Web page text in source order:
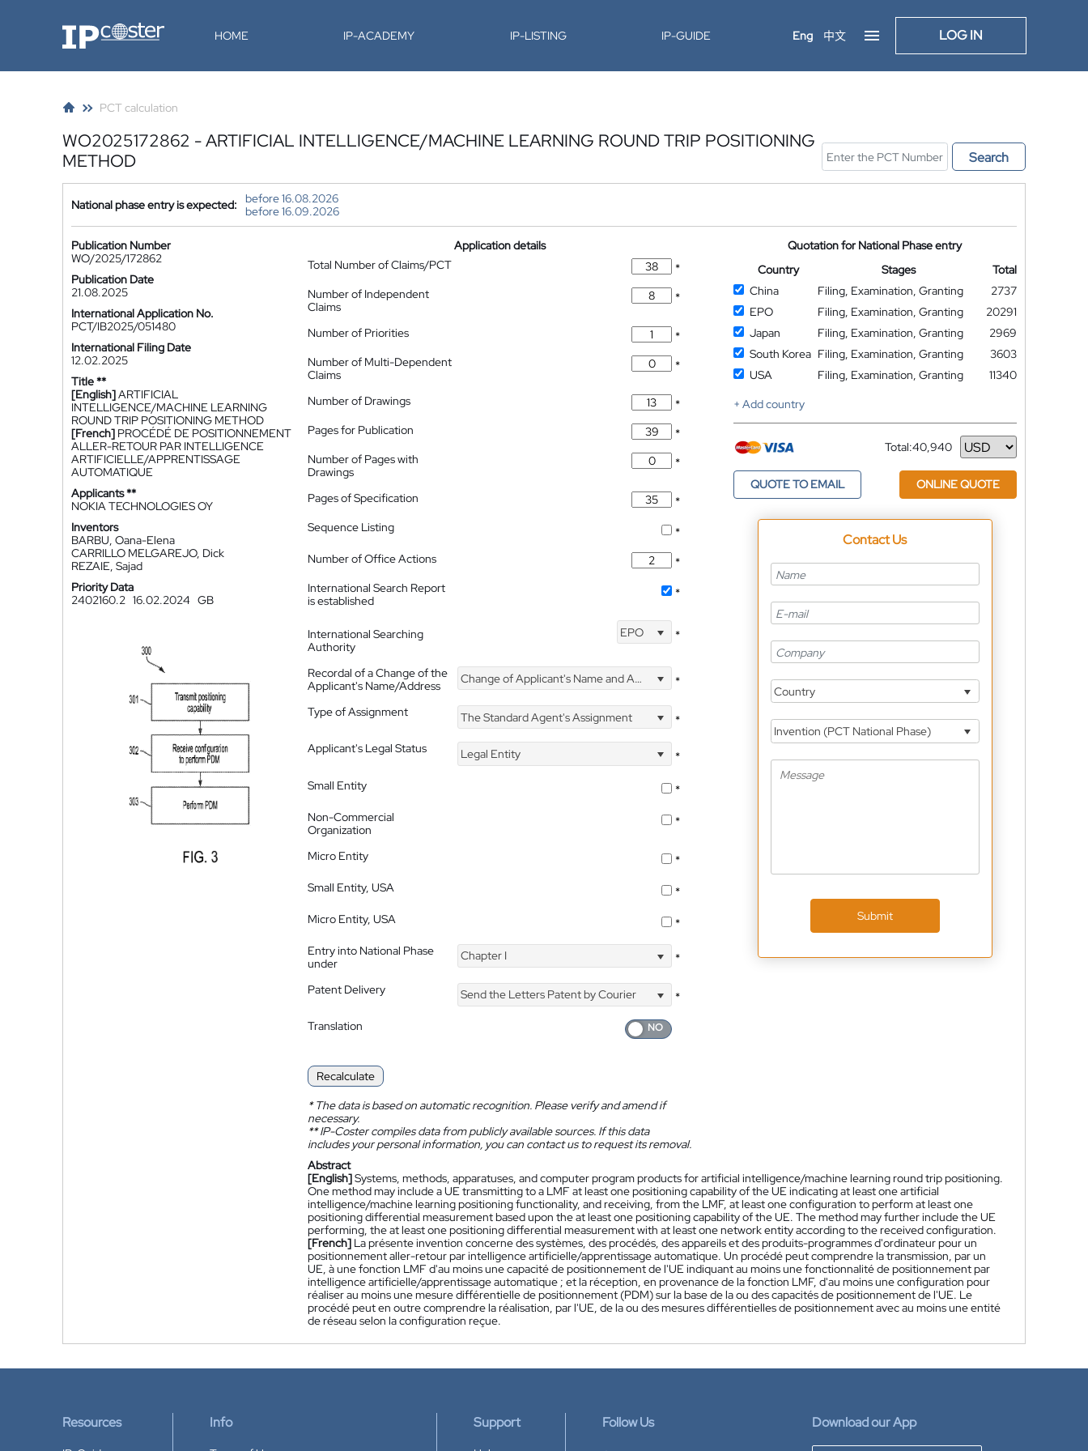
IP-Coster HOME IP-ACADEMY IP-LISTING IP-GUIDE Eng 中文 LOG IN
PCT calculation
WO2025172862 - ARTIFICIAL INTELLIGENCE/MACHINE LEARNING ROUND TRIP POSITIONING
METHOD
Search
National phase entry is expected:
before 16.08.2026
before 16.09.2026
Publication Number
WO/2025/172862
Publication Date
21.08.2025
International Application No.
PCT/IB2025/051480
International Filing Date
12.02.2025
Title **
[English]ARTIFICIAL
INTELLIGENCE/MACHINE LEARNING
ROUND TRIP POSITIONING METHOD
[French] PROCÉDÉ DE POSITIONNEMENT
ALLER-RETOUR PAR INTELLIGENCE
ARTIFICIELLE/APPRENTISSAGE
AUTOMATIQUE
Applicants **
NOKIA TECHNOLOGIES OY
Inventors
BARBU, Oana-Elena
CARRILLO MELGAREJO, Dick
REZAIE, Sajad
Priority Data
2402160.2 16.02.2024 GB
Application details
Total Number of Claims/PCT
*
Number of Independent
Claims
*
Number of Priorities
*
Number of Multi-Dependent
Claims
*
Number of Drawings
*
Pages for Publication
*
Number of Pages with
Drawings
*
Pages of Specification
*
Sequence Listing
*
Number of Office Actions
*
International Search Report
is established
*
International Searching
Authority
EPO *
Recordal of a Change of the
Applicant's Name/Address
Change of Applicant's Name and Address *
Type of Assignment The Standard Agent's Assignment
*
Applicant's Legal Status
Legal Entity
*
Small Entity
*
Non-Commercial
Organization
*
Micro Entity
*
Small Entity, USA
*
Micro Entity, USA
*
Entry into National Phase
under
Chapter I *
Patent Delivery Send the Letters Patent by Courier
*
Translation
Recalculate
*The data is based on automatic recognition. Please verify and amend if
necessary.
**IP-Coster compiles data from publicly available sources. If this data
includes your personal information, you can contact us to request its removal.
Quotation for National Phase entry
Country
Stages
Total
China
Filing, Examination, Granting
2737
EPO
Filing, Examination, Granting
20291
Japan
Filing, Examination, Granting
2969
South Korea Filing, Examination, Granting
3603
USA
Filing, Examination, Granting
11340
+ Add country
Total:40,940
Currency
QUOTE TO EMAIL ONLINE QUOTE
Contact Us
Country
Invention (PCT National Phase)
Submit
Abstract
[English]Systems, methods, apparatuses, and computer program products for artificial intelligence/machine learning round trip positioning.
One method may include a UE transmitting to a LMF at least one positioning capability of the UE indicating at least one artificial
intelligence/machine learning positioning functionality, and receiving, from the LMF, at least one configuration to perform at least one
positioning differential measurement based upon the at least one positioning capability of the UE. The method may further include the UE
performing, the at least one positioning differential measurement with at least one network entity according to the received configuration.
[French] La présente invention concerne des systèmes, des procédés, des appareils et des produits-programmes d'ordinateur pour un
positionnement aller-retour par intelligence artificielle/apprentissage automatique. Un procédé peut comprendre la transmission, par un
UE, à une fonction LMF d'au moins une capacité de positionnement de l'UE indiquant au moins une fonctionnalité de positionnement par
intelligence artificielle/apprentissage automatique ; et la réception, en provenance de la fonction LMF, d'au moins une configuration pour
réaliser au moins une mesure différentielle de positionnement (PDM) sur la base de la ou des capacités de positionnement de l'UE. Le
procédé peut en outre comprendre la réalisation, par l'UE, de la ou des mesures différentielles de positionnement avec au moins une entité
de réseau selon la configuration reçue.
Resources Info Support Follow Us Download our App